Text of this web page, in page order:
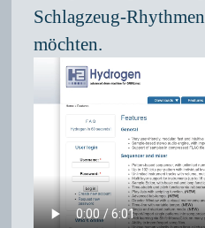
Schlagzeug-
möchten.